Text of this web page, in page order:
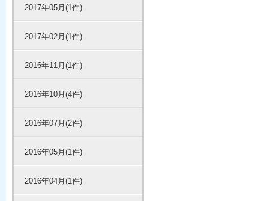
2017年05月(1件)
2017年02月(1件)
2016年11月(1件)
2016年10月(4件)
2016年07月(2件)
2016年05月(1件)
2016年04月(1件)